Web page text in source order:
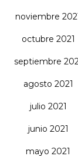
noviembre
octubre 2021
septiembre
agosto 2021
julio 2021
junio 2021
mayo 2021